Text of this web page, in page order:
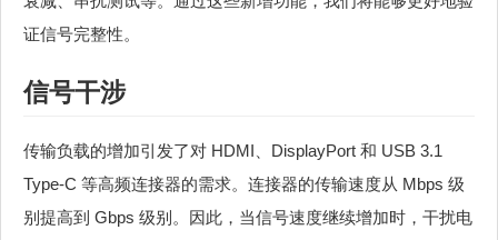
证信号完整性。
信号干涉
传输负载的增加引发了对 HDMI、DisplayPort 和 USB 3.1
Type-C 等高频连接器的需求。连接器的传输速度从 Mbps 级
别提高到 Gbps 级别。因此，当信号速度继续增加时，干扰电